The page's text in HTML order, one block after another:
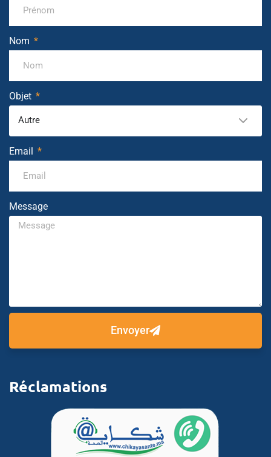
Nom
Objet
Autre
Email
Message
Envoyer
Réclamations